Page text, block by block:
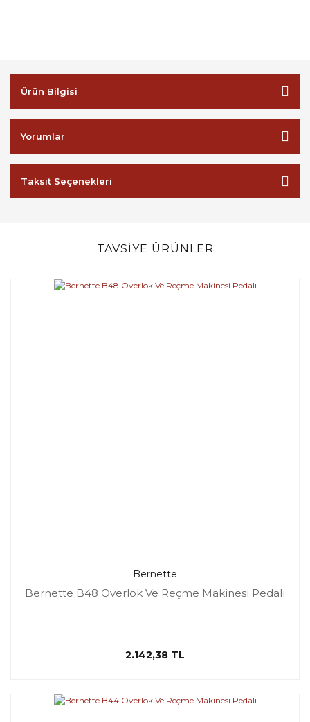
Ürün Bilgisi
Yorumlar
Taksit Seçenekleri
TAVSİYE ÜRÜNLER
Bernette
Bernette B48 Overlok Ve Reçme Makinesi Pedalı
2.142,38 TL